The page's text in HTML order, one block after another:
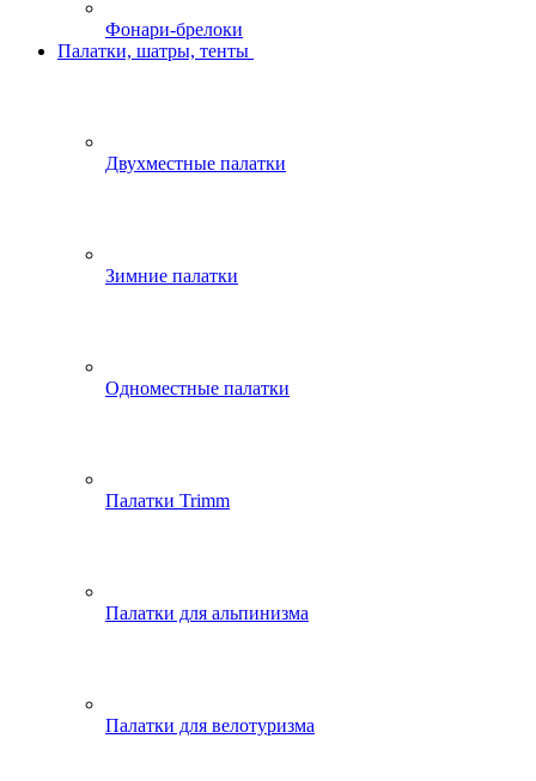
Фонари-брелоки
Палатки, шатры, тенты
Двухместные палатки
Зимние палатки
Одноместные палатки
Палатки Trimm
Палатки для альпинизма
Палатки для велотуризма